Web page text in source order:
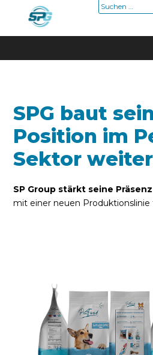
Suche
SPG baut
Position im
Sektor
SP Group stärkt seine
mit einer neuen Produktionslinie